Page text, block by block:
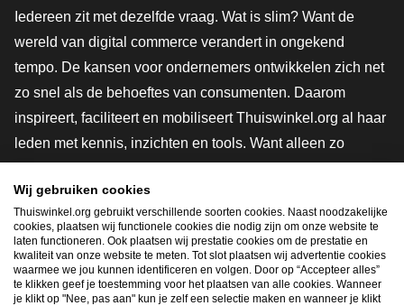
Iedereen zit met dezelfde vraag. Wat is slim? Want de
wereld van digital commerce verandert in ongekend
tempo. De kansen voor ondernemers ontwikkelen zich net
zo snel als de behoeftes van consumenten. Daarom
inspireert, faciliteert en mobiliseert Thuiswinkel.org al haar
leden met kennis, inzichten en tools. Want alleen zo
innovatievere toekomst. Dus groei ook mee en maak
shoppen slimmer.
Lid worden
Wij gebruiken cookies
Thuiswinkel.org gebruikt verschillende soorten cookies. Naast noodzakelijke
cookies, plaatsen wij functionele cookies die nodig zijn om onze website te
laten functioneren. Ook plaatsen wij prestatie cookies om de prestatie en
kwaliteit van onze website te meten. Tot slot plaatsen wij advertentie cookies
waarmee we jou kunnen identificeren en volgen. Door op “Accepteer alles”
te klikken geef je toestemming voor het plaatsen van alle cookies. Wanneer
je klikt op "Nee, pas aan" kun je zelf een selectie maken en wanneer je klikt